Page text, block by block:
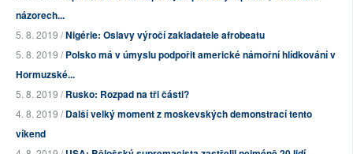
názorech...
5. 8. 2019 /Nigérie: Oslavy výročí zakladatele afrobeatu
5. 8. 2019 /Polsko má v úmyslu podpořit americké námořní hlídkování v
Hormuzské...
5. 8. 2019 /Rusko: Rozpad na tři části?
4. 8. 2019 /Další velký moment z moskevských demonstrací tento
víkend